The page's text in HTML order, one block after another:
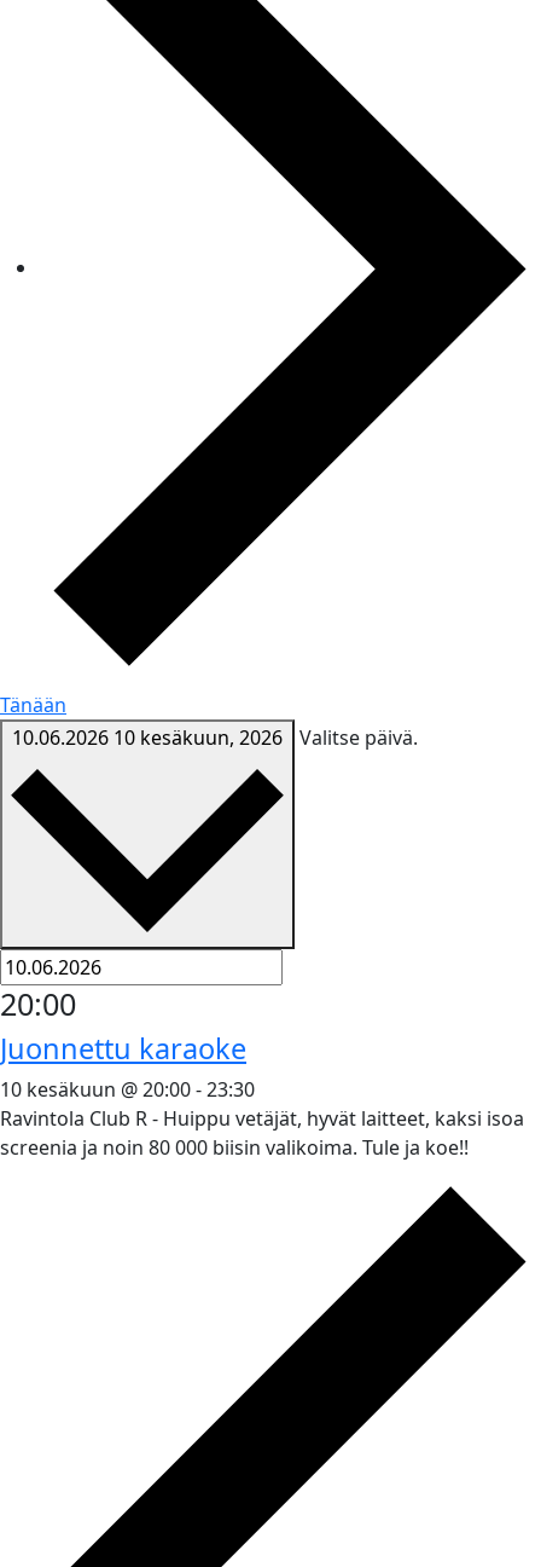
Tänään
10.06.2026 10 kesäkuun, 2026 Valitse päivä.
20:00
Juonnettu karaoke
10 kesäkuun @ 20:00-23:30
Ravintola Club R - Huippu vetäjät, hyvät laitteet, kaksi isoa
screenia ja noin 80 000 biisin valikoima. Tule ja koe!!